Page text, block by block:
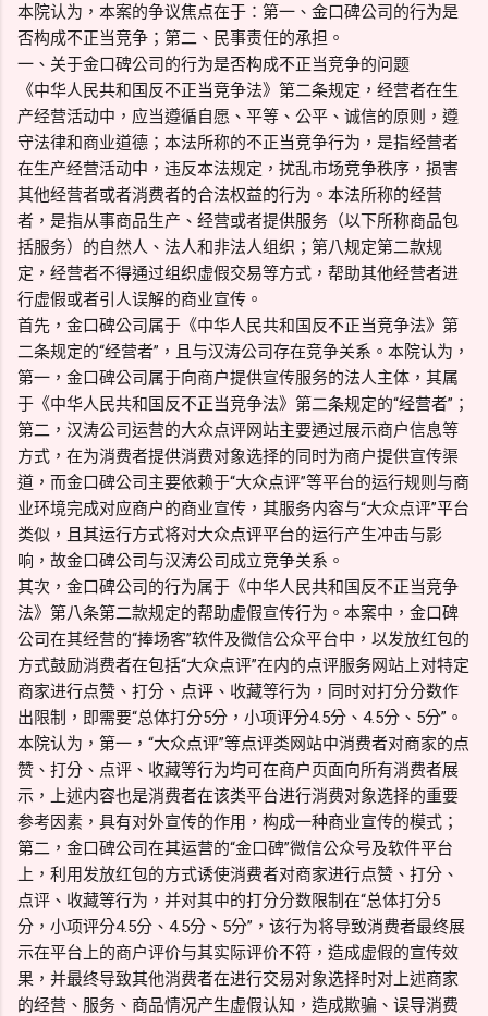
本院认为，本案的争议焦点在于：第一、金口碑公司的行为是
否构成不正当竞争；第二、民事责任的承担。
一、关于金口碑公司的行为是否构成不正当竞争的问题
《中华人民共和国反不正当竞争法》第二条规定，经营者在生
产经营活动中，应当遵循自愿、平等、公平、诚信的原则，遵
守法律和商业道德；本法所称的不正当竞争行为，是指经营者
在生产经营活动中，违反本法规定，扰乱市场竞争秩序，损害
其他经营者或者消费者的合法权益的行为。本法所称的经营
者，是指从事商品生产、经营或者提供服务（以下所称商品包
括服务）的自然人、法人和非法人组织；第八规定第二款规
定，经营者不得通过组织虚假交易等方式，帮助其他经营者进
行虚假或者引人误解的商业宣传。
首先，金口碑公司属于《中华人民共和国反不正当竞争法》第
二条规定的“经营者”，且与汉涛公司存在竞争关系。本院认为，
第一，金口碑公司属于向商户提供宣传服务的法人主体，其属
于《中华人民共和国反不正当竞争法》第二条规定的“经营者”；
第二，汉涛公司运营的大众点评网站主要通过展示商户信息等
方式，在为消费者提供消费对象选择的同时为商户提供宣传渠
道，而金口碑公司主要依赖于“大众点评”等平台的运行规则与商
业环境完成对应商户的商业宣传，其服务内容与“大众点评”平台
类似，且其运行方式将对大众点评平台的运行产生冲击与影
响，故金口碑公司与汉涛公司成立竞争关系。
其次，金口碑公司的行为属于《中华人民共和国反不正当竞争
法》第八条第二款规定的帮助虚假宣传行为。本案中，金口碑
公司在其经营的“捧场客”软件及微信公众平台中，以发放红包的
方式鼓励消费者在包括“大众点评”在内的点评服务网站上对特定
商家进行点赞、打分、点评、收藏等行为，同时对打分分数作
出限制，即需要“总体打分5分，小项评分4.5分、4.5分、5分”。
本院认为，第一，“大众点评”等点评类网站中消费者对商家的点
赞、打分、点评、收藏等行为均可在商户页面向所有消费者展
示，上述内容也是消费者在该类平台进行消费对象选择的重要
参考因素，具有对外宣传的作用，构成一种商业宣传的模式；
第二，金口碑公司在其运营的“金口碑”微信公众号及软件平台
上，利用发放红包的方式诱使消费者对商家进行点赞、打分、
点评、收藏等行为，并对其中的打分分数限制在“总体打分5
分，小项评分4.5分、4.5分、5分”，该行为将导致消费者最终展
示在平台上的商户评价与其实际评价不符，造成虚假的宣传效
果，并最终导致其他消费者在进行交易对象选择时对上述商家
的经营、服务、商品情况产生虚假认知，造成欺骗、误导消费